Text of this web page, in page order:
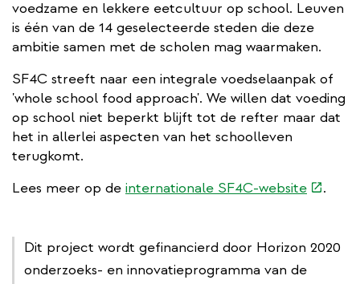
voedzame en lekkere eetcultuur op school. Leuven
is één van de 14 geselecteerde steden die deze
ambitie samen met de scholen mag waarmaken.
SF4C streeft naar een integrale voedselaanpak of
'whole school food approach'. We willen dat voeding
op school niet beperkt blijft tot de refter maar dat
het in allerlei aspecten van het schoolleven
terugkomt.
Lees meer op de internationale SF4C-website .
Dit project wordt gefinancierd door Horizon 2020
onderzoeks- en innovatieprogramma van de